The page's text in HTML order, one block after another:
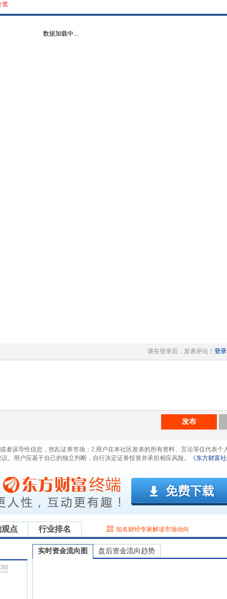
览
请在登录后，发表评论！ 登录
发布
者误导性信息，扰乱证券市场；2.用户在本社区发表的所有资料、言论等仅代表个
。用户应基于自己的独立判断，自行决定证券投资并承担相应风险。
《东方财富
点 行业排名 知名财经专家解读市场动向
实时资金流向图 盘后资金流向趋势